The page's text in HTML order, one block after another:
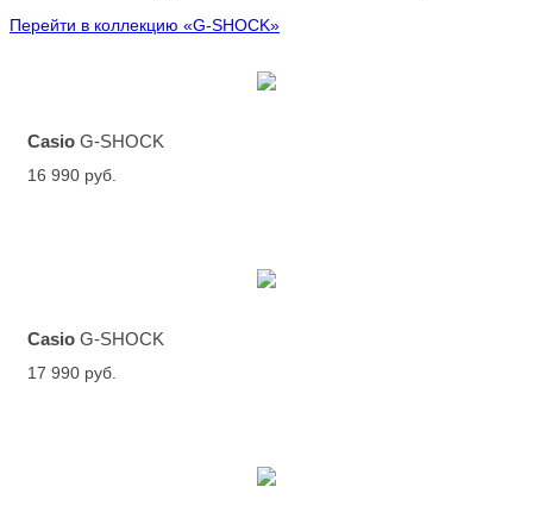
Перейти в коллекцию «G-SHOCK»
Casio G-SHOCK
16 990 руб.
Casio G-SHOCK
17 990 руб.